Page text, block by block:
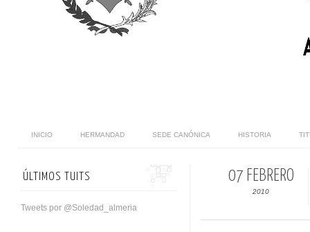
INICIO HERMANDAD SEDE CANÓNICA HISTORIA
07 FEBRERO
2010
ÚLTIMOS TUITS
Tweets por @Soledad_almeria